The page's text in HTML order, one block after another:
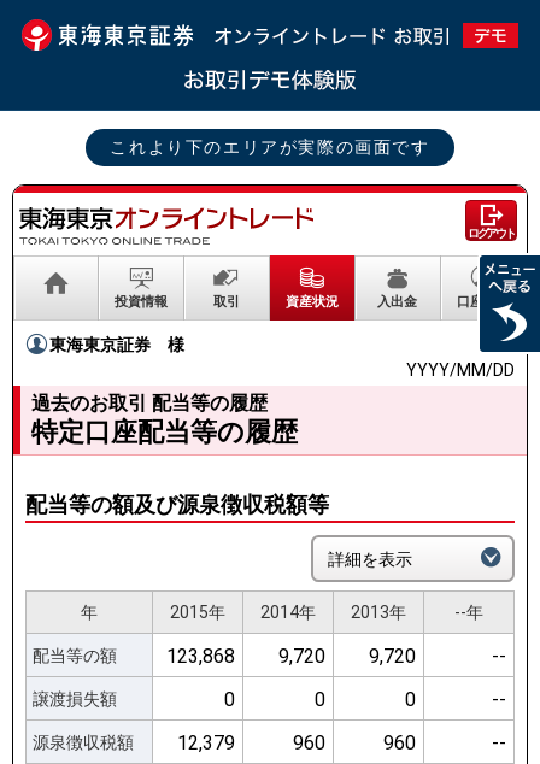
これより下のエリアが実際の画面です
ログアウト
投資情報 取引 資産状況 入出金 口座情報
東海東京証券
様
YYYY/MM/DD
過去のお取引 配当等の履歴
特定口座配当等の履歴
配当等の額及び源泉徴収税額等
詳細を表示
年 2015年 2014年 2013年 --年
配当等の額 123,868 9,720 9,720 --
譲渡損失額 0 0 0 --
源泉徴収税額 12,379 960 960 --
年 2015年 2014年 2013年 --年
配当等の額 123,868 9,720 9,720 --
譲渡損失額 0 0 0 --
源泉徴収税額 12,379 960 960 --